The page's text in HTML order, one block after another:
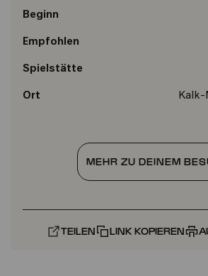
Beginn
Empfohlen
Spielstätte
Ort
Kalk-
MEHR ZU DEINEM
TEILEN LINK KOPIEREN